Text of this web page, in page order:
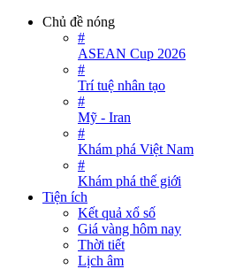
Chủ đề nóng
#
ASEAN Cup 2026
#
Trí tuệ nhân tạo
#
Mỹ - Iran
#
Khám phá Việt Nam
#
Khám phá thế giới
Tiện ích
Kết quả xổ số
Giá vàng hôm nay
Thời tiết
Lịch âm